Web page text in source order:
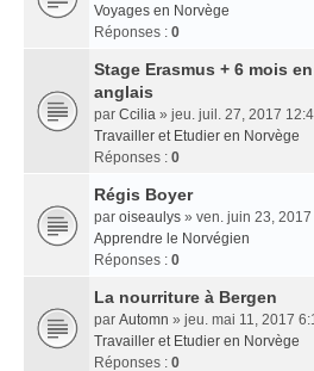
Voyages en Norvège
Réponses : 0
Stage Erasmus + 6 mois
anglais
par Ccilia » jeu. juil. 27, 2017
Travailler et Etudier en Norvège
Réponses : 0
Régis Boyer
par oiseaulys » ven. juin 23,
Apprendre le Norvégien
Réponses : 0
La nourriture à Bergen
par Automn » jeu. mai 11, 2017
Travailler et Etudier en Norvège
Réponses : 0